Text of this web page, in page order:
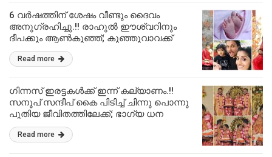
6 വർഷത്തിന് ശേഷം വീണ്ടും ദൈവം
അനുഗ്രഹിച്ചു.!! രാഹുൽ ഈശ്വറിനും
ദീപക്കും ആൺകുഞ്ഞ്; കുഞ്ഞുവാവക്ക്
ആശംസകളുമായി ആരാധകർ.!! | Deepa
Rahul Easwar Blessed With Baby Boy
Read more
ഗിന്നസ് ഇരട്ടകൾക്ക് ഇന്ന് കല്യാണം.!!
സനൂപ്‌ സന്ദീപ് കൈ പിടിച്ച് ചിന്നു പൊന്നു
പുതിയ ജീവിതത്തിലേക്ക്; ഭാഗ്യ ധന
ലക്ഷ്മിമാരുടെ കല്യാണത്തിന് വന്നത്
മുഴുവൻ ഇരട്ടകൾ വൈറലായി
Read more